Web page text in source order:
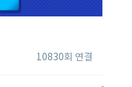
10830회 연결